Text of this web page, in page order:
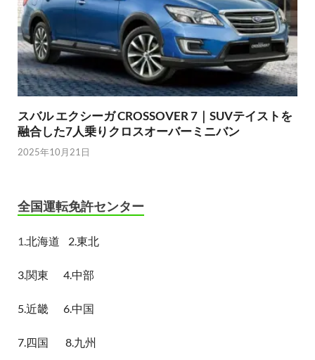
スバル エクシーガ CROSSOVER 7｜SUVテイストを
融合した7人乗りクロスオーバーミニバン
2025年10月21日
全国運転免許センター
1.北海道 2.東北
3.関東 4.中部
5.近畿 6.中国
7.四国 8.九州